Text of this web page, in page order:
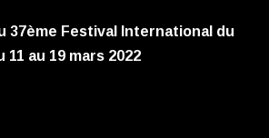
37ème Festival International du
11 au 19 mars 2022